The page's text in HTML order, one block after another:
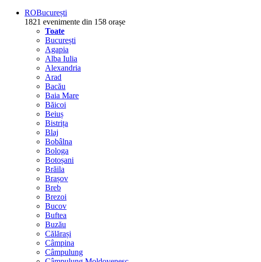
ROBucurești
1821 evenimente din 158 orașe
Toate
București
Agapia
Alba Iulia
Alexandria
Arad
Bacău
Baia Mare
Băicoi
Beiuș
Bistrița
Blaj
Bobâlna
Bologa
Botoșani
Brăila
Brașov
Breb
Brezoi
Bucov
Buftea
Buzău
Călărași
Câmpina
Câmpulung